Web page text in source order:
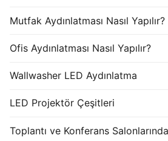
Mutfak Aydınlatması Nasıl Yapılır?
Ofis Aydınlatması Nasıl Yapılır?
Wallwasher LED Aydınlatma
LED Projektör Çeşitleri
Toplantı ve Konferans